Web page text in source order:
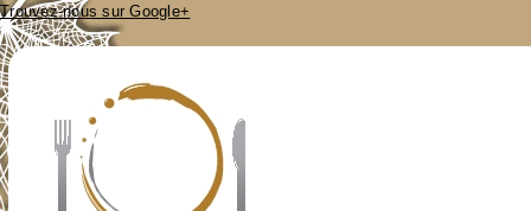
Trouvez-nous sur Google+